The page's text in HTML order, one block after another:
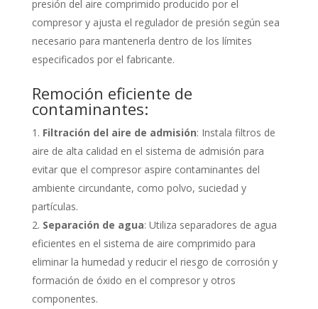
presión del aire comprimido producido por el
compresor y ajusta el regulador de presión según sea
necesario para mantenerla dentro de los límites
especificados por el fabricante.
Remoción eficiente de
contaminantes:
Filtración del aire de admisión: Instala filtros de
aire de alta calidad en el sistema de admisión para
evitar que el compresor aspire contaminantes del
ambiente circundante, como polvo, suciedad y
partículas.
Separación de agua: Utiliza separadores de agua
eficientes en el sistema de aire comprimido para
eliminar la humedad y reducir el riesgo de corrosión y
formación de óxido en el compresor y otros
componentes.